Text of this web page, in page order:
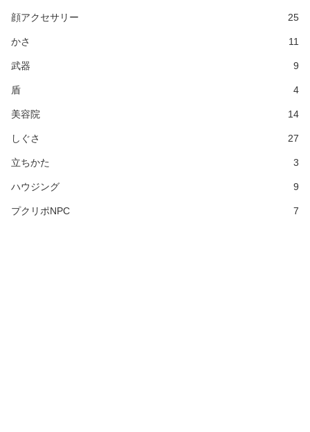
顔アクセサリー 25
かさ 11
武器 9
盾 4
美容院 14
しぐさ 27
立ちかた 3
ハウジング 9
プクリポNPC 7